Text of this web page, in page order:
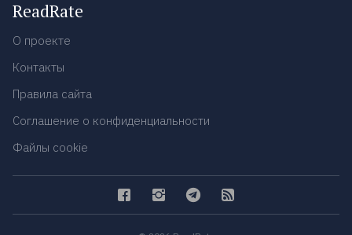
ReadRate
О проекте
Контакты
Правила сайта
Соглашение о конфиденциальности
Файлы cookie